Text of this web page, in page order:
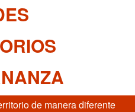
de manera diferente